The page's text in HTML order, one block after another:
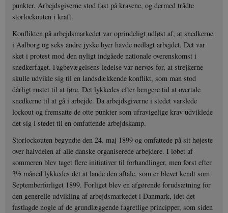
punkter. Arbejdsgiverne stod fast på kravene, og dermed trådte
storlockouten i kraft.
Konflikten på arbejdsmarkedet var oprindeligt udløst af, at snedkerne
i Aalborg og seks andre jyske byer havde nedlagt arbejdet. Det var
sket i protest mod den nyligt indgåede nationale overenskomst i
snedkerfaget. Fagbevægelsens ledelse var nervøs for, at strejkerne
skulle udvikle sig til en landsdækkende konflikt, som man stod
dårligt rustet til at føre. Det lykkedes efter længere tid at overtale
snedkerne til at gå i arbejde. Da arbejdsgiverne i stedet varslede
lockout og fremsatte de otte punkter som ufravigelige krav udviklede
det sig i stedet til en omfattende arbejdskamp.
Storlockouten begyndte den 24. maj 1899 og omfattede på sit højeste
over halvdelen af alle danske organiserede arbejdere. I løbet af
sommeren blev taget flere initiativer til forhandlinger, men først efter
3½ måned lykkedes det at lande den aftale, som er blevet kendt som
Septemberforliget 1899. Forliget blev en afgørende forudsætning for
den generelle udvikling af arbejdsmarkedet i Danmark, idet det
fastlagde nogle af de grundlæggende fagretlige principper, som siden